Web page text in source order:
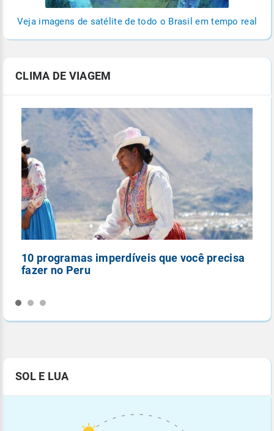
Veja imagens de satélite de todo o Brasil em tempo real
CLIMA DE VIAGEM
10 programas imperdíveis que você precisa
fazer no Peru
SOL E LUA